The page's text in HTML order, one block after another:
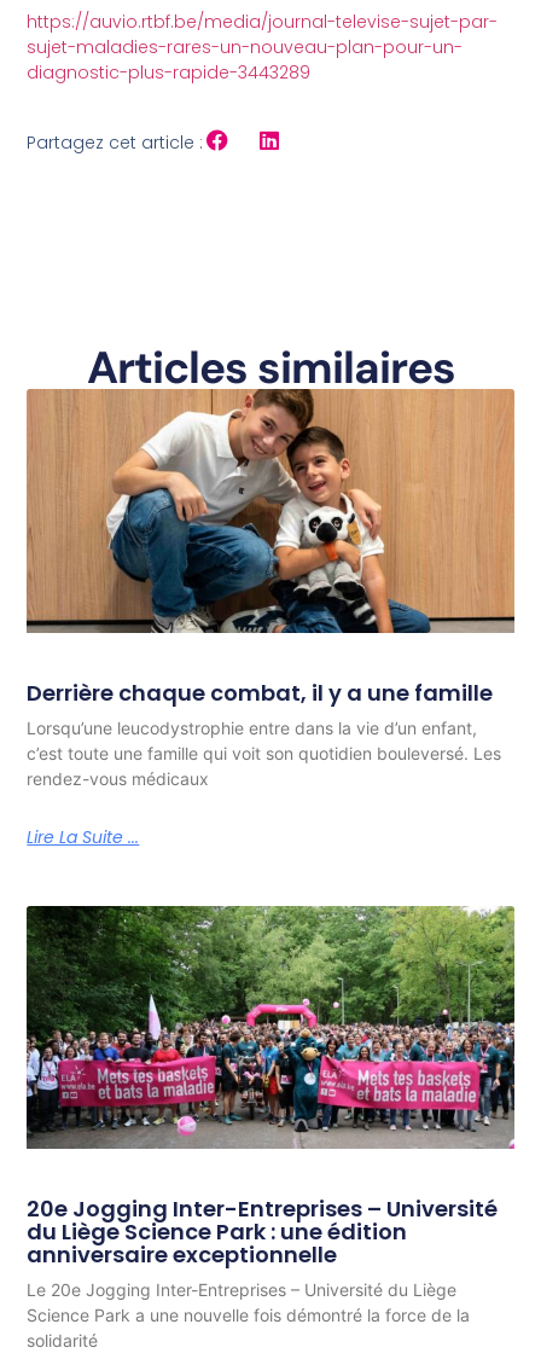
https://auvio.rtbf.be/media/journal-televise-sujet-par-
sujet-maladies-rares-un-nouveau-plan-pour-un-
diagnostic-plus-rapide-3443289
Partagez cet article :
Articles similaires
Derrière chaque combat, il y a une famille
Lorsqu’une leucodystrophie entre dans la vie d’un enfant,
c’est toute une famille qui voit son quotidien bouleversé. Les
rendez-vous médicaux
Lire La Suite ...
20e Jogging Inter-Entreprises – Université
du Liège Science Park : une édition
anniversaire exceptionnelle
Le 20e Jogging Inter-Entreprises – Université du Liège
Science Park a une nouvelle fois démontré la force de la
solidarité